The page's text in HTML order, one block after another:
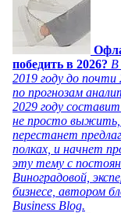
победить в 2026? В
2019 году до
по прогнозам
2029 году
не просто выжить,
перестанет
полках, и начнет
эту тему с
Виноградовой,
бизнесе, автором
Business Blog.